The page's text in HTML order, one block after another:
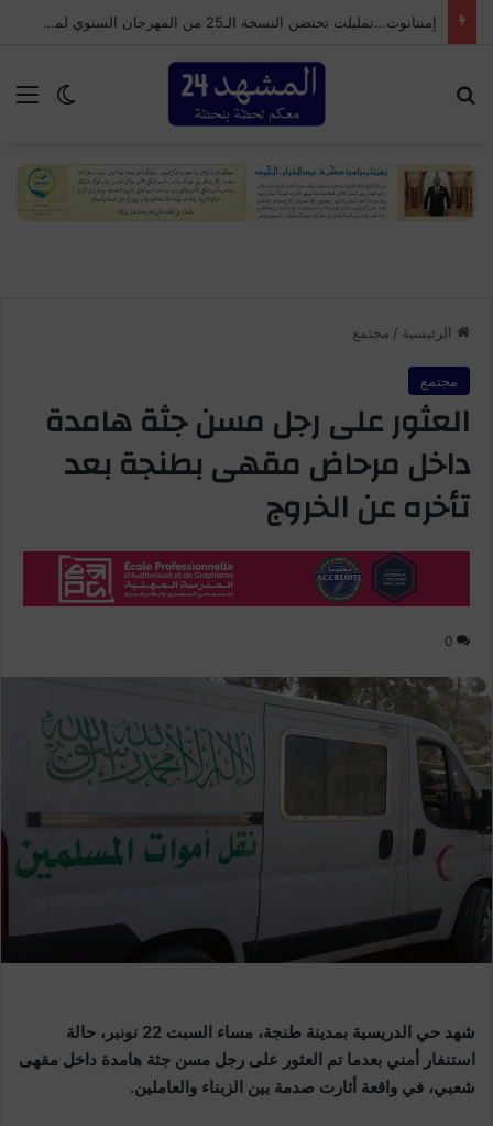
إمنتانوت…تمليلت تحتضن النسخة الـ25 من المهرجان السنوي لموظفي الجماعة
الوضع
الرئيسية / مجتمع
مجتمع
العثور على رجل مسن جثة هامدة
داخل مرحاض مقهى بطنجة بعد
تأخره عن الخروج
0
شهد حي الدريسية بمدينة طنجة، مساء السبت 22 نونبر، حالة
استنفار أمني بعدما تم العثور على رجل مسن جثة هامدة داخل مقهى
شعبي، في واقعة أثارت صدمة بين الزبناء والعاملين.